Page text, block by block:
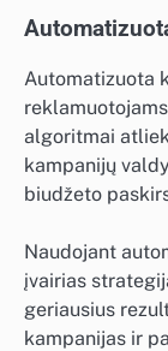
Automatizuota
algoritmai
kampanijų
biudžeto
Naudojant
įvairias
geriausius
kampanijas ir